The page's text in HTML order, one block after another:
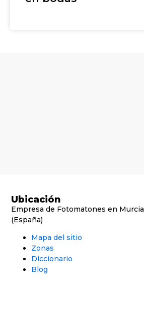
Ubicación
Empresa de Fotomatones en Murcia
(España)
Mapa del sitio
Zonas
Diccionario
Blog